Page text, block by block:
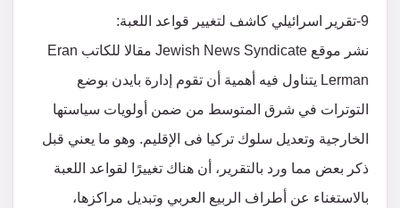
9-تقرير اسرائيلي كاشف لتغيير قواعد اللعبة:
نشر موقع Jewish News Syndicate مقالا للكاتب Eran
Lerman يتناول فيه أهمية أن تقوم إدارة بايدن بوضع
التوترات في شرق المتوسط من ضمن أولويات سياستها
الخارجية وتعديل سلوك تركيا فى الإقليم. وهو ما يعني قبل
ذكر بعض مما ورد بالتقرير، أن هناك تغييرًا لقواعد اللعبة
بالاستغناء عن أطراف الربيع العربي وتبديل مراكزها،